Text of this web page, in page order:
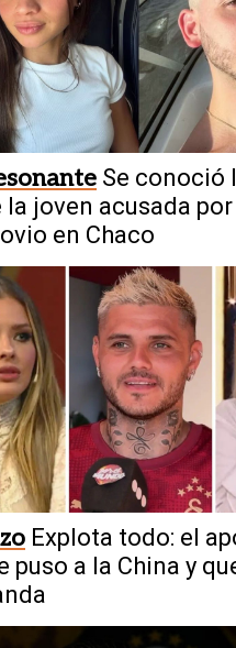
Se conoció
joven acusada
en Chaco
Explota todo: el
puso a la China y